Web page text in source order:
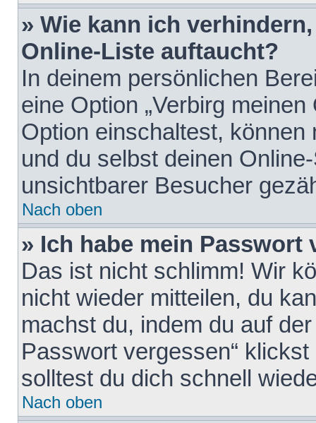
» Wie kann ich
Online-Liste auftaucht?
In deinem persönlichen
eine Option „Verbirg
Option einschaltest,
und du selbst deinen
unsichtbarer Besucher
Nach oben
» Ich habe mein Passwort
Das ist nicht schlimm! Wir
nicht wieder mitteilen, du
machst du, indem du auf
Passwort vergessen“
solltest du dich schnell
Nach oben